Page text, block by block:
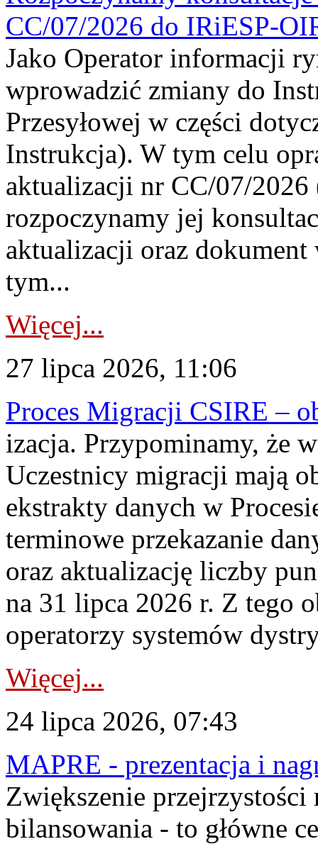
CC/07/2026 do IRiESP-
Jako Operator informacji
wprowadzić zmiany do
Przesyłowej w części
Instrukcja). W tym celu
aktualizacji nr CC/07/
rozpoczynamy jej
aktualizacji oraz
tym...
Więcej...
27 lipca 2026, 11:06
Proces Migracji CSIRE –
izacja. Przypominamy, że
Uczestnicy migracji mają
ekstrakty danych w
terminowe przekazanie
oraz aktualizację liczby
na 31 lipca 2026 r. Z tego
operatorzy systemów
Więcej...
24 lipca 2026, 07:43
MAPRE - prezentacja i
Zwiększenie
bilansowania - to główne